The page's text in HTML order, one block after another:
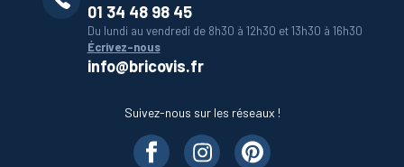
01 34 48 98 45
Du lundi au vendredi de 8h30 à 12h30 et 13h30 à 16h30
Écrivez-nous
info@bricovis.fr
Suivez-nous sur les réseaux !